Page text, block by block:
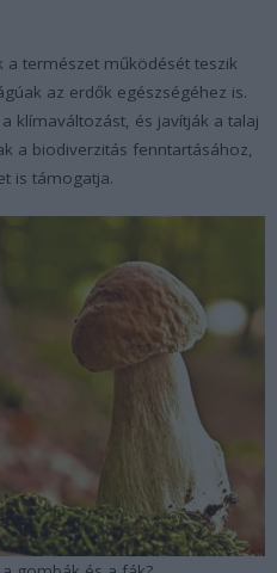
természet működését teszik
az erdők egészségéhez is.
klímaváltozást, és javítják a talaj
a biodiverzitás fenntartásához,
is támogatja.